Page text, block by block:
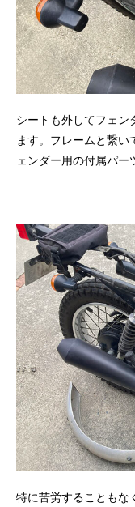
シートも外してフェン
ます。フレームと繋
ェンダー用の付属パー
特に苦労することもな